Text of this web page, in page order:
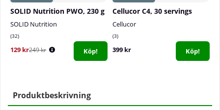
SOLID Nutrition PWO, 230 g
SOLID Nutrition
32
129 kr249 kr Köp!
Cellucor C4, 30 servings
Cellucor
3
399 kr Köp!
Produktbeskrivning